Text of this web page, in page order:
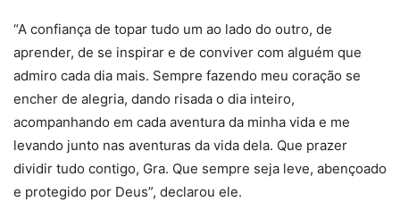
“A confiança de topar tudo um ao lado do outro, de
aprender, de se inspirar e de conviver com alguém que
admiro cada dia mais. Sempre fazendo meu coração se
encher de alegria, dando risada o dia inteiro,
acompanhando em cada aventura da minha vida e me
levando junto nas aventuras da vida dela. Que prazer
dividir tudo contigo, Gra. Que sempre seja leve, abençoado
e protegido por Deus”, declarou ele.